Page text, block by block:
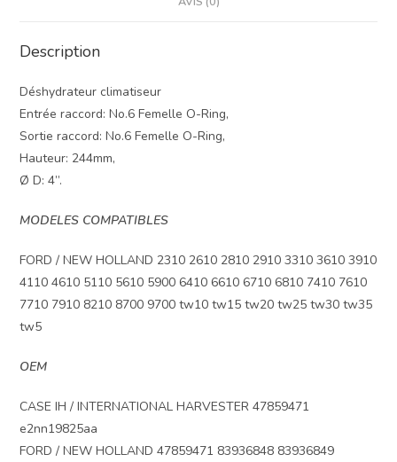
Description
Déshydrateur climatiseur
Entrée raccord: No.6 Femelle O-Ring,
Sortie raccord: No.6 Femelle O-Ring,
Hauteur: 244mm,
Ø D: 4”.
MODELES COMPATIBLES
FORD / NEW HOLLAND 2310 2610 2810 2910 3310 3610 3910
4110 4610 5110 5610 5900 6410 6610 6710 6810 7410 7610
7710 7910 8210 8700 9700 tw10 tw15 tw20 tw25 tw30 tw35
tw5
OEM
CASE IH / INTERNATIONAL HARVESTER 47859471
e2nn19825aa
FORD / NEW HOLLAND 47859471 83936848 83936849